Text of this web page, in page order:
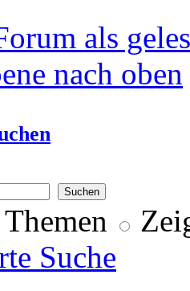
als
nach oben
Suche